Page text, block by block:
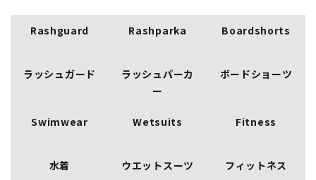
Rashguard
ラッシュガード
Rashparka
ラッシュパーカ
ー
Boardshorts
ボードショーツ
Swimwear
水着
Wetsuits
ウエットスーツ
Fitness
フィットネス